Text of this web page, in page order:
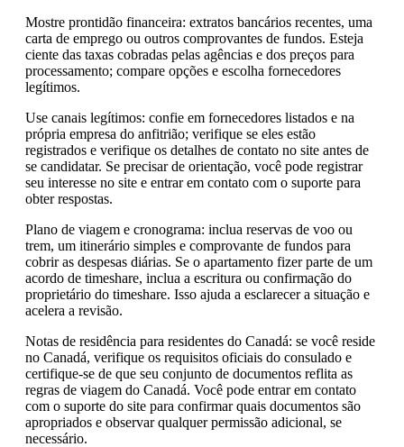
Mostre prontidão financeira: extratos bancários recentes, uma
carta de emprego ou outros comprovantes de fundos. Esteja
ciente das taxas cobradas pelas agências e dos preços para
processamento; compare opções e escolha fornecedores
legítimos.
Use canais legítimos: confie em fornecedores listados e na
própria empresa do anfitrião; verifique se eles estão
registrados e verifique os detalhes de contato no site antes de
se candidatar. Se precisar de orientação, você pode registrar
seu interesse no site e entrar em contato com o suporte para
obter respostas.
Plano de viagem e cronograma: inclua reservas de voo ou
trem, um itinerário simples e comprovante de fundos para
cobrir as despesas diárias. Se o apartamento fizer parte de um
acordo de timeshare, inclua a escritura ou confirmação do
proprietário do timeshare. Isso ajuda a esclarecer a situação e
acelera a revisão.
Notas de residência para residentes do Canadá: se você reside
no Canadá, verifique os requisitos oficiais do consulado e
certifique-se de que seu conjunto de documentos reflita as
regras de viagem do Canadá. Você pode entrar em contato
com o suporte do site para confirmar quais documentos são
apropriados e observar qualquer permissão adicional, se
necessário.